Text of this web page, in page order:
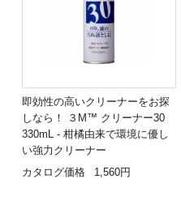
即効性の高いクリーナーをお探
しなら！ ３M™ クリーナー30
330mL - 柑橘由来で環境に優し
い強力クリーナー
カタログ価格
1,560円